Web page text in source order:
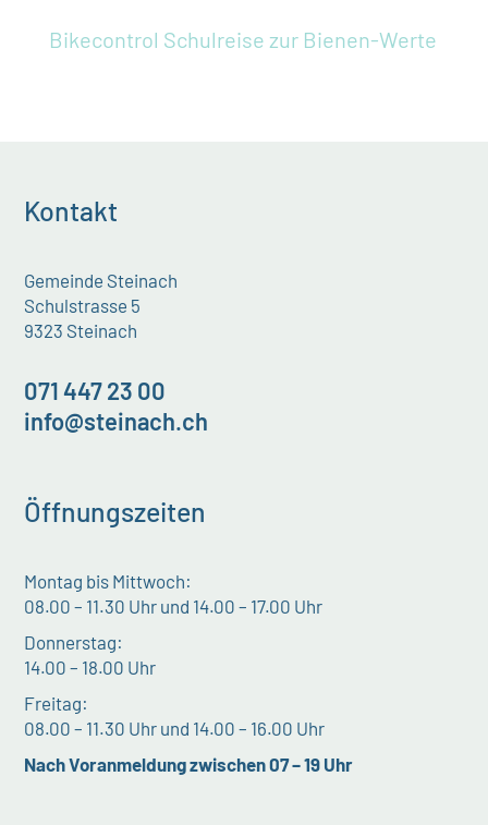
Bikecontrol Schulreise zur Bienen-Werte
Kontakt
Gemeinde Steinach
Schulstrasse 5
9323 Steinach
071 447 23 00
info@steinach.ch
Öffnungszeiten
Montag bis Mittwoch:
08.00 – 11.30 Uhr und 14.00 – 17.00 Uhr
Donnerstag:
14.00 – 18.00 Uhr
Freitag:
08.00 – 11.30 Uhr und 14.00 – 16.00 Uhr
Nach Voranmeldung zwischen 07 – 19 Uhr